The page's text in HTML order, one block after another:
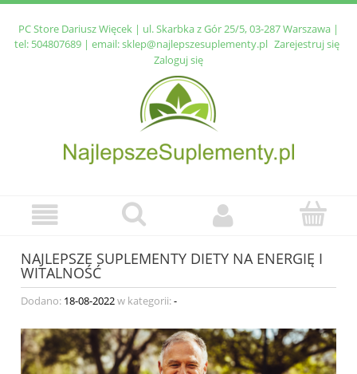
PC Store Dariusz Więcek | ul. Skarbka z Gór 25/5, 03-287 Warszawa |
tel: 504807689| email:sklep@najlepszesuplementy.pl Zarejestruj się
Zaloguj się
NAJLEPSZE SUPLEMENTY DIETY NA ENERGIĘ I
WITALNOŚĆ
Dodano: 18-08-2022w kategorii:-